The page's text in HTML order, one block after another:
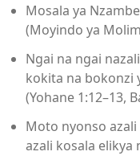
Mosala ya
(Moyindo ya
Ngai na ngai
kokita na bokonzi
(Yohane 1:12–13,
Moto nyonso
azali kosala elikya